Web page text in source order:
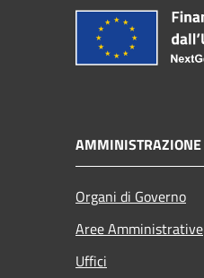
AMMINISTRAZIONE
Organi di Governo
Aree Amministrative
Uffici